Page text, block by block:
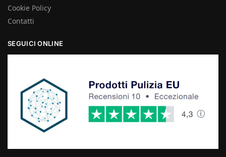
Cookie Policy
Contatti
SEGUICI ONLINE